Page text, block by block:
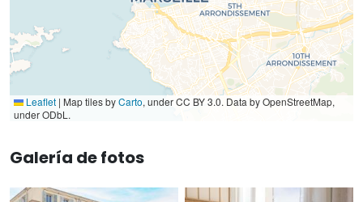
Leaflet | Map tiles byCarto, under CC BY 3.0. Data by OpenStreetMap,
under ODbL.
Galería de fotos